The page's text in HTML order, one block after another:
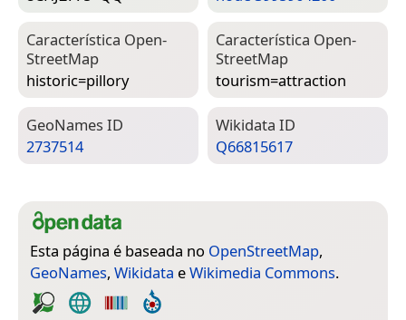
Característica Open­
Street­Map
historic=­pillory
Característica Open­
Street­Map
tourism=­attraction
Geo­Names ID
2737514
Wiki­data ID
Q66815617
Esta página é baseada no OpenStreetMap,
GeoNames, Wikidata eWikimedia Commons.